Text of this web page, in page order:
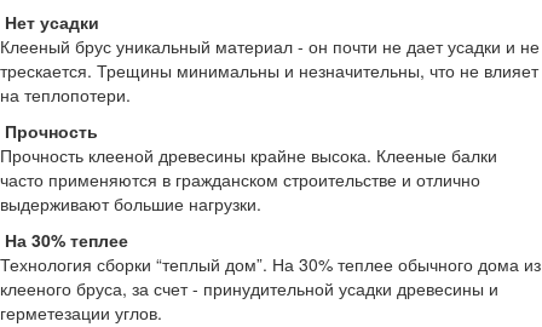
Нет усадки
Клееный брус уникальный материал - он почти не дает усадки и не
трескается. Трещины минимальны и незначительны, что не влияет
на теплопотери.
Прочность
Прочность клееной древесины крайне высока. Клееные балки
часто применяются в гражданском строительстве и отлично
выдерживают большие нагрузки.
На 30% теплее
Технология сборки “теплый дом”. На 30% теплее обычного дома из
клееного бруса, за счет - принудительной усадки древесины и
герметезации углов.